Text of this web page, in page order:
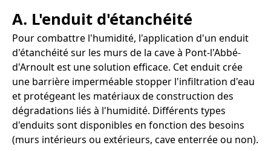
A. L'enduit d'étanchéité
Pour combattre l'humidité, l'application d'un enduit
d'étanchéité sur les murs de la cave à Pont-l'Abbé-
d'Arnoult est une solution efficace. Cet enduit crée
une barrière imperméable stopper l'infiltration d'eau
et protégeant les matériaux de construction des
dégradations liés à l'humidité. Différents types
d'enduits sont disponibles en fonction des besoins
(murs intérieurs ou extérieurs, cave enterrée ou non).